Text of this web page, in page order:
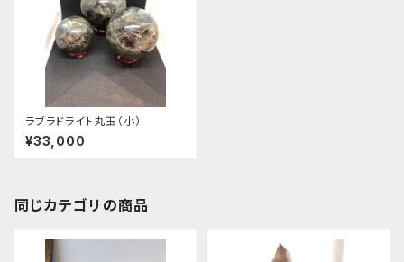
ラブラドライト丸玉（小）
¥33,000
同じカテゴリの商品